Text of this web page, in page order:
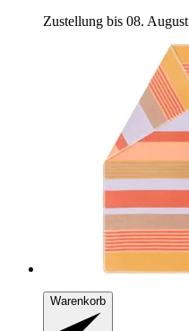
Zustellung bis 08. August
Warenkorb